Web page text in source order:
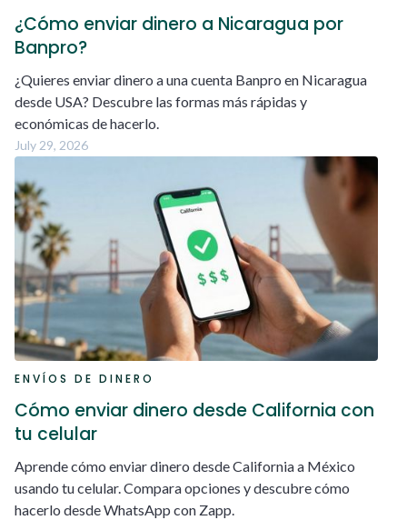
¿Cómo enviar dinero a Nicaragua por
Banpro?
¿Quieres enviar dinero a una cuenta Banpro en Nicaragua
desde USA? Descubre las formas más rápidas y
económicas de hacerlo.
July 29, 2026
ENVÍOS DE DINERO
Cómo enviar dinero desde California con
tu celular
Aprende cómo enviar dinero desde California a México
usando tu celular. Compara opciones y descubre cómo
hacerlo desde WhatsApp con Zapp.